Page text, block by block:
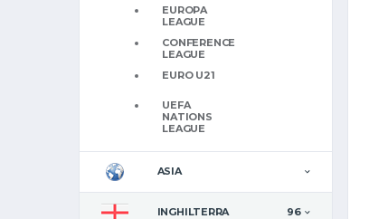
EUROPA
LEAGUE
CONFERENCE
LEAGUE
EURO U21
UEFA
NATIONS
LEAGUE
ASIA
INGHILTERRA 96